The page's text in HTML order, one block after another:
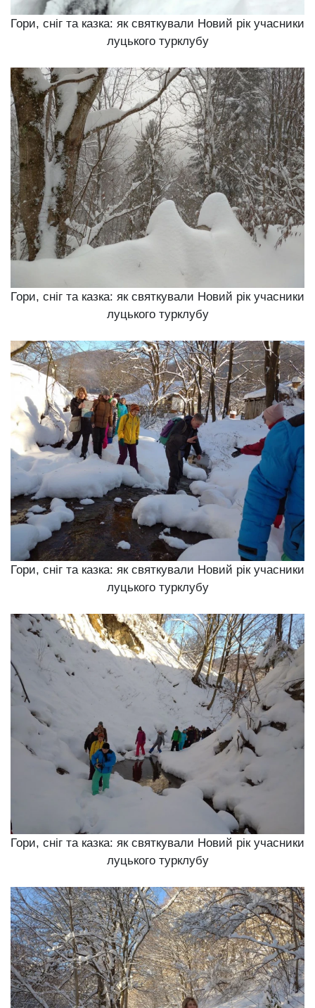
Гори, сніг та казка: як святкували Новий рік учасники
луцького турклубу
Гори, сніг та казка: як святкували Новий рік учасники
луцького турклубу
Гори, сніг та казка: як святкували Новий рік учасники
луцького турклубу
Гори, сніг та казка: як святкували Новий рік учасники
луцького турклубу